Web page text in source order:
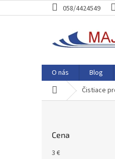
na
058/4424549
O nás Blog
DomovČistiace
Cena
3 €